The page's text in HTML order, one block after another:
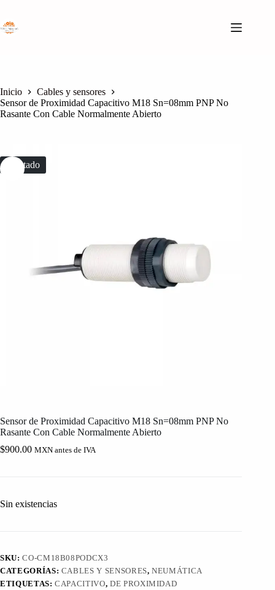
contenido
Inicio
Cables y sensores
Sensor de Proximidad Capacitivo M18 Sn=08mm PNP No
Rasante Con Cable Normalmente Abierto
Agotado
Sensor de Proximidad Capacitivo M18 Sn=08mm PNP No
Rasante Con Cable Normalmente Abierto
$900.00 MXN antes de IVA
Sin existencias
SKU:CO-CM18B08PODCX3
CATEGORÍAS: CABLES Y SENSORES,NEUMÁTICA
ETIQUETAS:CAPACITIVO, DE PROXIMIDAD